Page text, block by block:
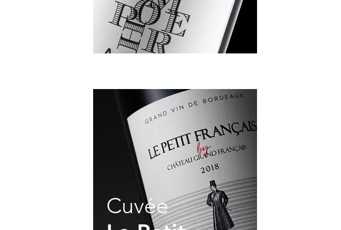
Cuvée